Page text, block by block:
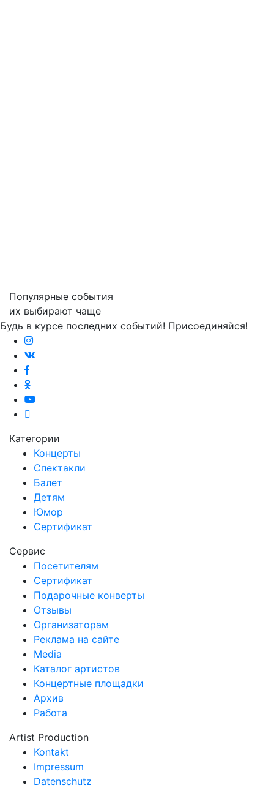
Популярные события
их выбирают чаще
Будь в курсе последних событий! Присоединяйся!
Категории
Концерты
Спектакли
Балет
Детям
Юмор
Сертификат
Сервис
Посетителям
Сертификат
Подарочные конверты
Отзывы
Организаторам
Реклама на сайте
Media
Каталог артистов
Концертные площадки
Архив
Работа
Artist Production
Kontakt
Impressum
Datenschutz